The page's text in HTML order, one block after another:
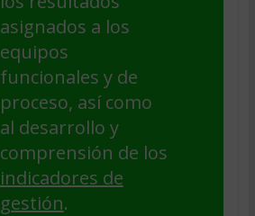
asignados a los
equipos
funcionales y de
proceso, así como
al desarrollo y
comprensión de los
indicadores de
gestión.